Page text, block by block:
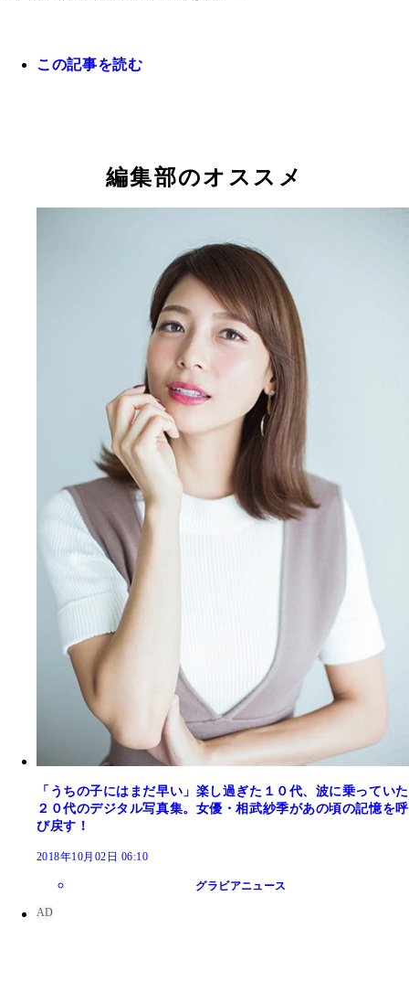
この記事を読む
編集部のオススメ
「うちの子にはまだ早い」楽し過ぎた１０代、波に乗っていた
２０代のデジタル写真集。女優・相武紗季があの頃の記憶を呼
び戻す！
2018年10月02日 06:10
グラビアニュース